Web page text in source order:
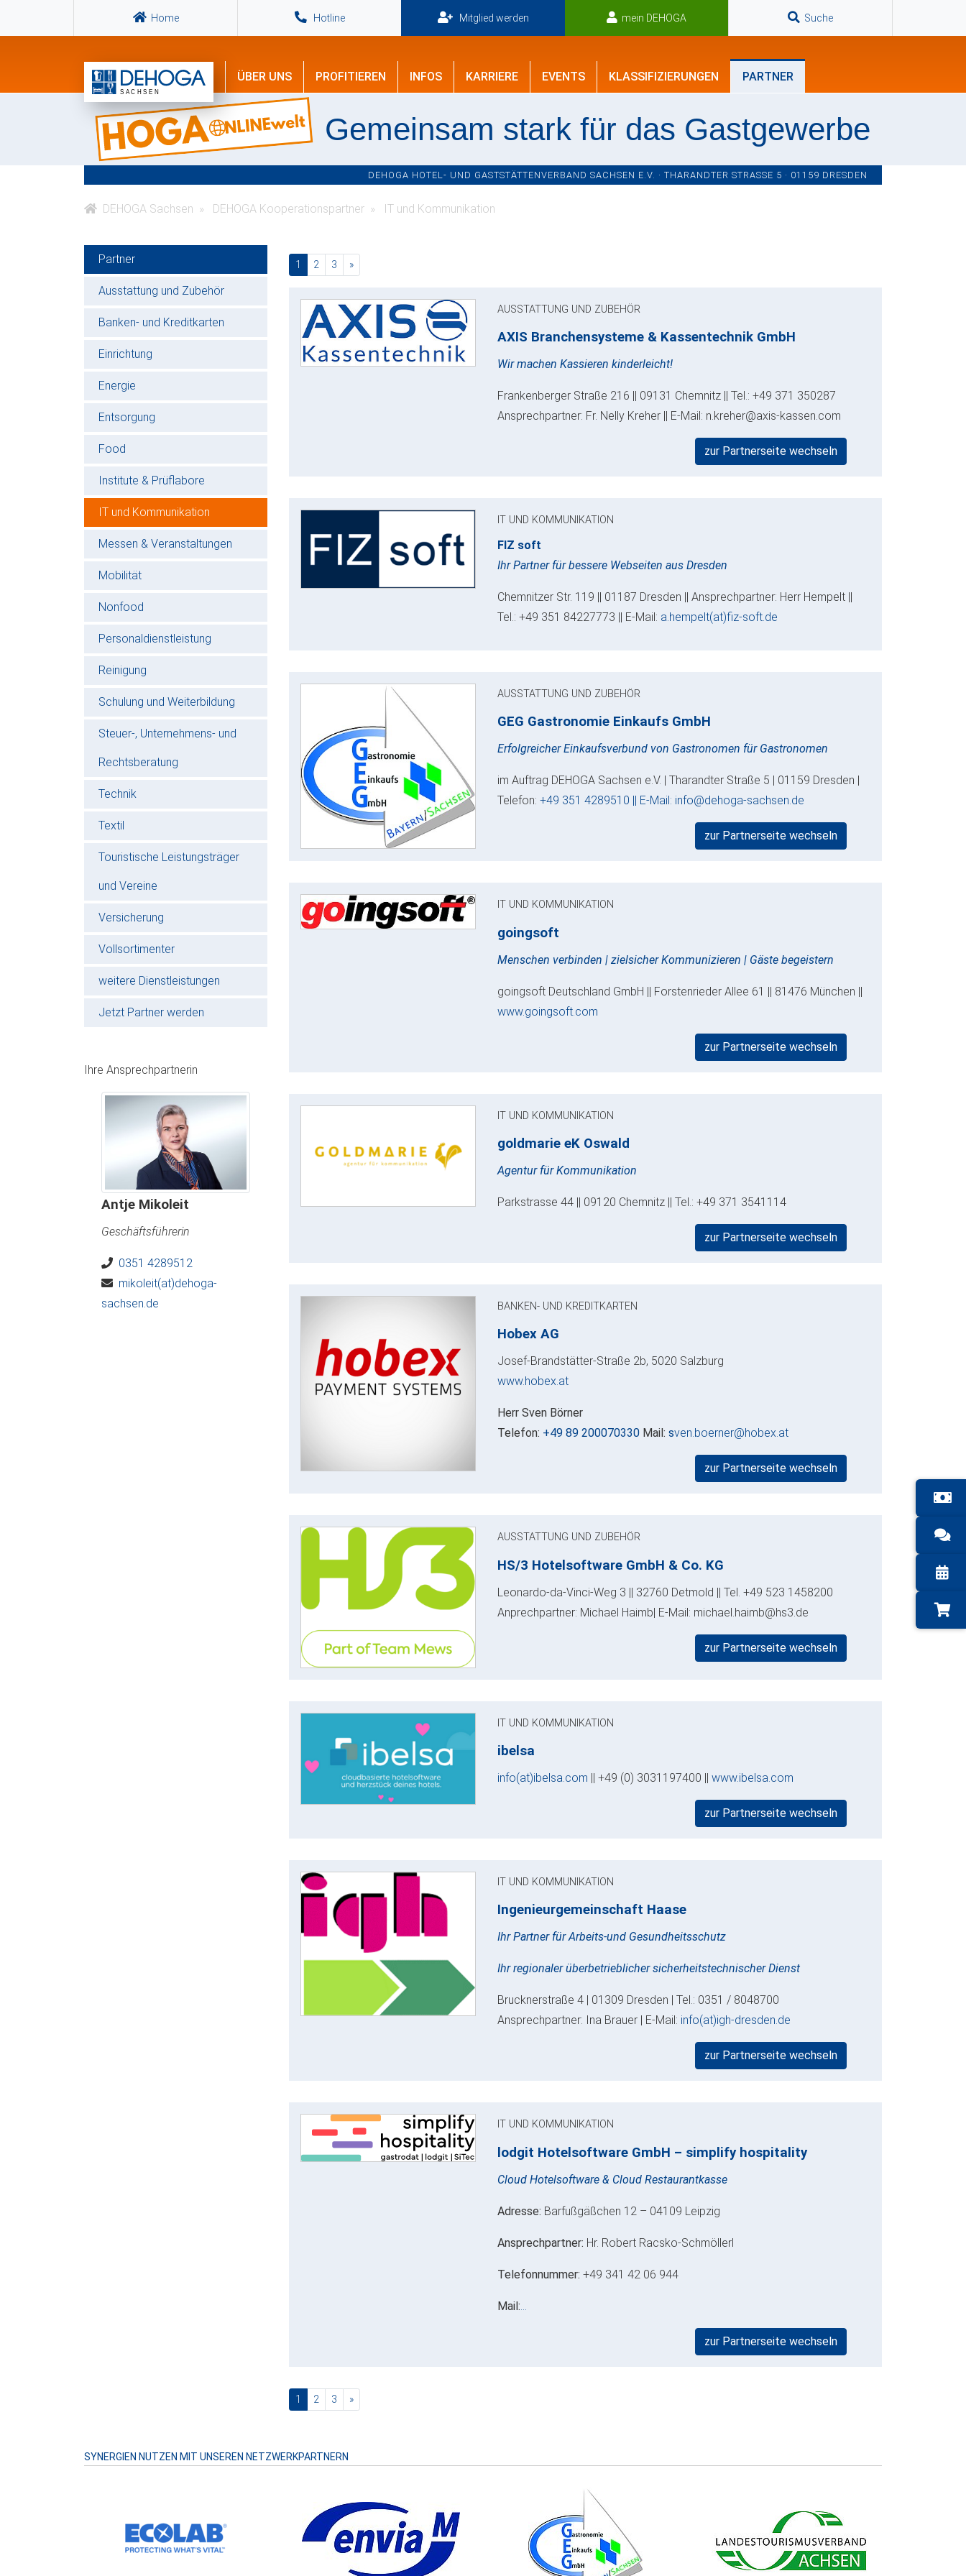
Home Hotline Mitglied werden mein DEHOGA Suche
ÜBER UNS PROFITIEREN INFOS KARRIERE EVENTS KLASSIFIZIERUNGEN PARTNER
Gemeinsam stark für das Gastgewerbe
DEHOGA HOTEL- UND GASTSTÄTTENVERBAND SACHSEN E.V. · THARANDTER STRASSE 5 · 01159 DRESDEN
DEHOGA Sachsen DEHOGA Kooperationspartner IT und Kommunikation
Partner
Ausstattung und Zubehör
Banken- und Kreditkarten
Einrichtung
Energie
Entsorgung
Food
Institute & Prüflabore
IT und Kommunikation
Messen & Veranstaltungen
Mobilität
Nonfood
Personaldienstleistung
Reinigung
Schulung und Weiterbildung
Steuer-, Unternehmens- und
Rechtsberatung
Technik
Textil
Touristische Leistungsträger
und Vereine
Versicherung
Vollsortimenter
weitere Dienstleistungen
Jetzt Partner werden
Ihre Ansprechpartnerin
Antje Mikoleit
Geschäftsführerin
0351 4289512
mikoleit(at)dehoga-
sachsen.de
1 (current)
2 3 »nächste
AUSSTATTUNG UND ZUBEHÖR
AXIS Branchensysteme & Kassentechnik GmbH
Wir machen Kassieren kinderleicht!
Frankenberger Straße 216 || 09131 Chemnitz || Tel.: +49 371 350287
Ansprechpartner: Fr. Nelly Kreher || E-Mail: n.kreher@axis-kassen.com
zur Partnerseite wechseln
IT UND KOMMUNIKATION
FIZ soft
Ihr Partner für bessere Webseiten aus Dresden
Chemnitzer Str. 119 || 01187 Dresden || Ansprechpartner: Herr Hempelt ||
Tel.: +49 351 84227773 || E-Mail: a.hempelt(at)fiz-soft.de
AUSSTATTUNG UND ZUBEHÖR
GEG Gastronomie Einkaufs GmbH
Erfolgreicher Einkaufsverbund von Gastronomen für Gastronomen
im Auftrag DEHOGA Sachsen e.V. | Tharandter Straße 5 | 01159 Dresden |
Telefon:+49 351 4289510 || E-Mail: info@dehoga-sachsen.de
zur Partnerseite wechseln
IT UND KOMMUNIKATION
goingsoft
Menschen verbinden | zielsicher Kommunizieren | Gäste begeistern
goingsoft Deutschland GmbH || Forstenrieder Allee 61 || 81476 München ||
www.goingsoft.com
zur Partnerseite wechseln
IT UND KOMMUNIKATION
goldmarie eK Oswald
Agentur für Kommunikation
Parkstrasse 44 || 09120 Chemnitz || Tel.: +49 371 3541114
zur Partnerseite wechseln
BANKEN- UND KREDITKARTEN
Hobex AG
Josef-Brandstätter-Straße 2b, 5020 Salzburg
www.hobex.at
Herr Sven Börner
Telefon: +49 89 200070330 Mail:sven.boerner@hobex.at
zur Partnerseite wechseln
AUSSTATTUNG UND ZUBEHÖR
HS/3 Hotelsoftware GmbH & Co. KG
Leonardo-da-Vinci-Weg 3 || 32760 Detmold || Tel. +49 523 1458200
Anprechpartner: Michael Haimb| E-Mail: michael.haimb@hs3.de
zur Partnerseite wechseln
IT UND KOMMUNIKATION
ibelsa
info(at)ibelsa.com || +49 (0) 3031197400 ||www.ibelsa.com
zur Partnerseite wechseln
IT UND KOMMUNIKATION
Ingenieurgemeinschaft Haase
Ihr Partner für Arbeits-und Gesundheitsschutz
Ihr regionaler überbetrieblicher sicherheitstechnischer Dienst
Brucknerstraße 4 | 01309 Dresden | Tel.: 0351 / 8048700
Ansprechpartner: Ina Brauer | E-Mail: info(at)igh-dresden.de
zur Partnerseite wechseln
IT UND KOMMUNIKATION
lodgit Hotelsoftware GmbH – simplify hospitality
Cloud Hotelsoftware & Cloud Restaurantkasse
Adresse: Barfußgäßchen 12 – 04109 Leipzig
Ansprechpartner: Hr. Robert Racsko-Schmöllerl
Telefonnummer: +49 341 42 06 944
Mail:
zur Partnerseite wechseln
1 (current)
2 3 »nächste
SYNERGIEN NUTZEN MIT UNSEREN NETZWERKPARTNERN